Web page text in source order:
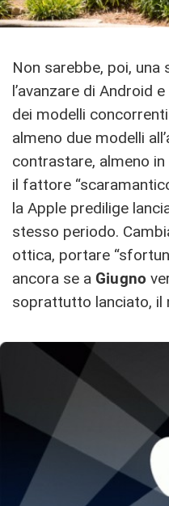
Non sarebbe, poi,
l’avanzare di Android
dei modelli
almeno due modelli
contrastare, almeno in
il fattore
la Apple predilige
stesso periodo.
ottica, portare
ancora se a Giugno
soprattutto lanciato, il